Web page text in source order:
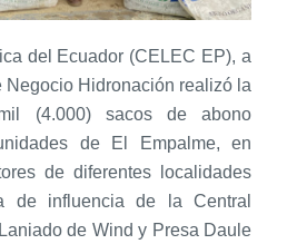
del Ecuador (CELEC EP), a
Negocio Hidronación realizó la
(4.000) sacos de abono
de El Empalme, en
de diferentes localidades
de influencia de la Central
de Wind y Presa Daule